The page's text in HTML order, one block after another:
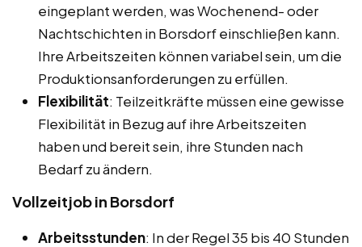
eingeplant werden, was Wochenend- oder
Nachtschichten in Borsdorf einschließen kann.
Ihre Arbeitszeiten können variabel sein, um die
Produktionsanforderungen zu erfüllen.
Flexibilität: Teilzeitkräfte müssen eine gewisse
Flexibilität in Bezug auf ihre Arbeitszeiten
haben und bereit sein, ihre Stunden nach
Bedarf zu ändern.
Vollzeitjob in Borsdorf
Arbeitsstunden: In der Regel 35 bis 40 Stunden